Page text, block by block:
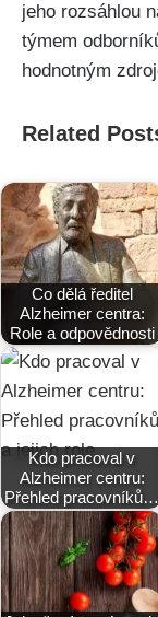
jeho rozsáhlou
týmem
hodnotným
Related
Co dělá ředitel
Alzheimer centra:
Role a odpovědnosti
Kdo pracoval v
Alzheimer centru:
Přehled pracovníků…